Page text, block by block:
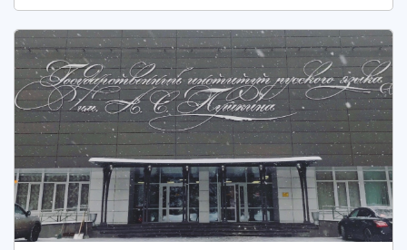
重修機會，重修完拿到畢業證書後說實話我一直在
想要不要遞出去系辦完成碩士報到，想著現在後悔
還來得及…最後我硬著頭皮還是報到了，想著五千
元哈哈哈，現在想想我還真是單細胞生物。 碩一大
家都很拚，也有很多人開始做起研究了，但是我覺
得課程好多報告，然後BOSS也沒逼自己
MEETING，文獻好難看喔，結果我就越來越散
漫，我也是到那時才知道原來我是個有人逼才會動
的人…恩，沒錯，我第一年就這麼虛度了。碩二大
家都著手了研究，但我的文獻還是要看不看的，又
google) 把這方面的洞補齊來寫越多越可以知道自
己不足5. 自己準備和去補習班上課，哪個比較推？
推去補習班上課補習班可以省去尋找資料的麻煩，
可以很快進入狀況我之前的補習班會組讀書會，我
覺得非常有用，可以和同學討論，每個人都有其擅
長的地方都是好戰友，一起拚，真的比獨自唸書還
要有用6. 考上的心路歷程很苦還是很輕鬆？考研究
所 讀書的那段時光很苦 考上之後要找教授更苦現
在出社會依然很苦人生就是不斷學習保持“有點痛
苦”的學習才是好事，但表你有在成長、進步7. 你
是推甄還是考試進入研究所的？因為當初在校成績
位，因而決定推甄(為主)與報考企研所。B.推甄準
備要領• 口試準備要領： 建議可多蒐集並參
考欲口試之該校系所歷屆試題，以及其往年進行口
試的形式(如：總共分為幾關？幾位教授對幾位考
生？還是個人口試？)並請師長、同學或朋友協助
模擬口試，自己一人時，則可以對著面積較大的鏡
子，看著鏡中的自己練習。一方面，提升自身於口
試場合之臨場感；另一方面，更可以得知自身於模
擬口試中之優缺點；此外，請務必密切關注新聞與
時事，以提升自己的舉例和應答能力。 而面
試時，盡量保持心情平穩、面帶微笑，並且在回答